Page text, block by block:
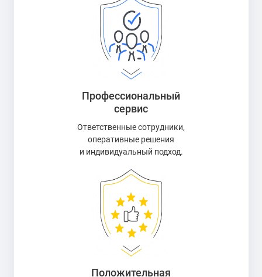
Профессиональный
сервис
Ответственные сотрудники,
оперативные решения
и индивидуальный подход.
Положительная